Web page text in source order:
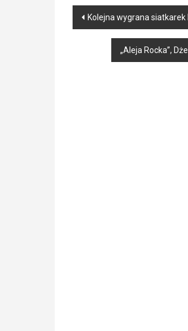
Post
navigation
Kolejna wygrana
„Aleja Rocka”,